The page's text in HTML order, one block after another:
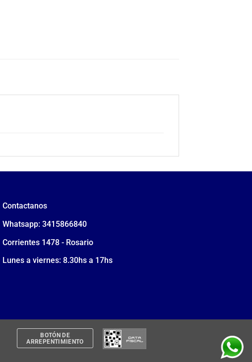
Contactanos
Whatsapp: 3415866840
Corrientes 1478 - Rosario
Lunes a viernes: 8.30hs a 17hs
BOTÓN DE
ARREPENTIMIENTO